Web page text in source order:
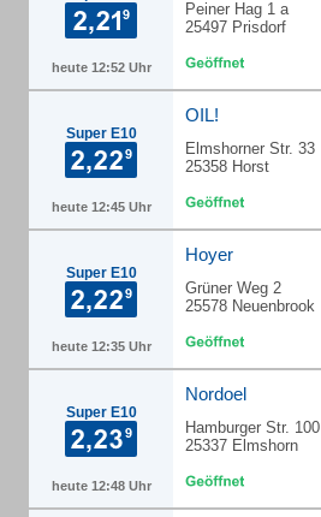
heute 12:52 Uhr
Peiner Hag 1 a
25497 Prisdorf
Super E10
heute 12:45 Uhr
OIL!
Elmshorner Str. 33
25358 Horst
Super E10
heute 12:35 Uhr
Hoyer
Grüner Weg 2
25578 Neuenbrook
Super E10
heute 12:48 Uhr
Nordoel
Hamburger Str. 100
25337 Elmshorn